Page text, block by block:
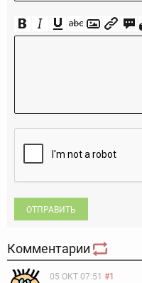
ОТПРАВИТЬ
Комментарии
05 ОКТ 07:51 #1